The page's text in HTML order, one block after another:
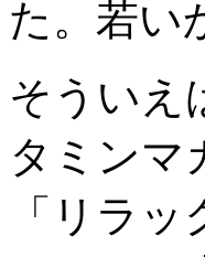
た。若い
そういえ
タミンマ
「リラ